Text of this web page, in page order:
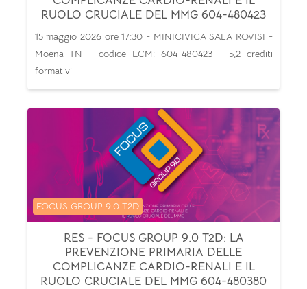
RUOLO CRUCIALE DEL MMG 604-480423
15 maggio 2026 ore 17:30 - MINICIVICA SALA ROVISI -
Moena TN - codice ECM: 604-480423 - 5,2 crediti
formativi -
RES - FOCUS GROUP 9.0 T2D: LA
PREVENZIONE PRIMARIA DELLE
COMPLICANZE CARDIO-RENALI E IL
RUOLO CRUCIALE DEL MMG 604-480380
Categoria di corsi
FOCUS GROUP 9.0 T2D